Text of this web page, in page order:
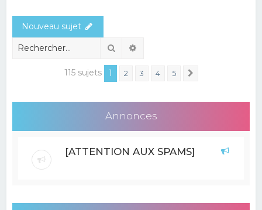
Nouveau sujet
Rechercher
115 sujets 1 2 3 4 5
Annonces
[ATTENTION AUX SPAMS]